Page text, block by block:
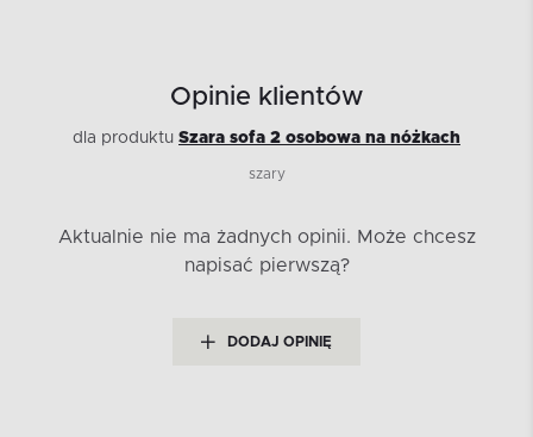
Opinie klientów
dla produktu Szara sofa 2 osobowa na nóżkach
szary
Aktualnie nie ma żadnych opinii. Może chcesz
napisać pierwszą?
DODAJ OPINIĘ